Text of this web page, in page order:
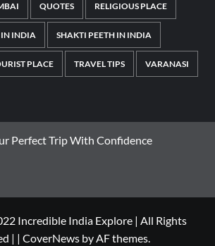
QUOTES RELIGIOUS PLACE
IN INDIA SHAKTI PEETH IN INDIA
PLACE TRAVEL TIPS VARANASI
Perfect Trip With Confidence
Incredible India Explore | All Rights
| | CoverNews by AF themes.